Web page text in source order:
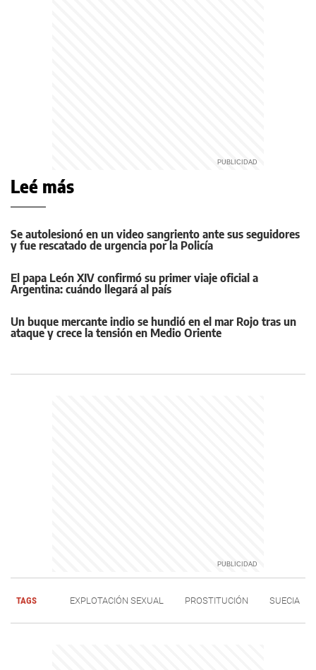
Leé más
Se autolesionó en un video sangriento ante sus seguidores
y fue rescatado de urgencia por la Policía
El papa León XIV confirmó su primer viaje oficial a
Argentina: cuándo llegará al país
Un buque mercante indio se hundió en el mar Rojo tras un
ataque y crece la tensión en Medio Oriente
TAGS EXPLOTACIÓN SEXUAL PROSTITUCIÓN SUECIA